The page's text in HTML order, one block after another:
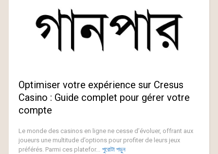
Optimiser votre expérience sur Cresus
Casino : Guide complet pour gérer votre
compte
Le monde des casinos en ligne ne cesse d’évoluer, offrant aux
joueurs une multitude d’options pour profiter de leurs jeux
préférés. Parmi ces platefor... পুরোটা পড়ুন